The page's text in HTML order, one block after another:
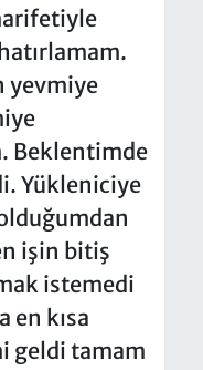
yevmiye
Beklentimde
Yükleniciye
işin bitiş
istemedi
en kısa
geldi tamam